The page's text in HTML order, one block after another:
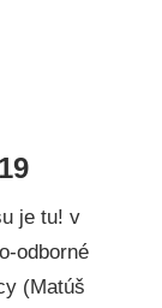
je tu! v
odborné
(Matúš